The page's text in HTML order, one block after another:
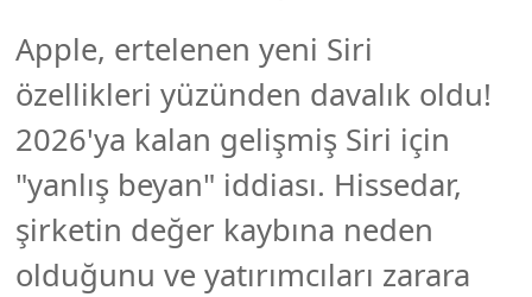
Apple, ertelenen yeni Siri
özellikleri yüzünden davalık oldu!
2026'ya kalan gelişmiş Siri için
"yanlış beyan" iddiası. Hissedar,
şirketin değer kaybına neden
olduğunu ve yatırımcıları zarara